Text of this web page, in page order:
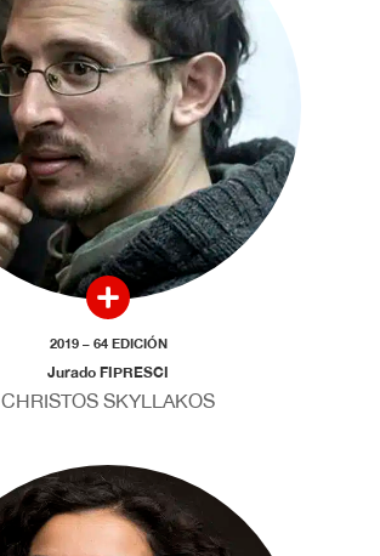
2019 – 64 EDICIÓN
Jurado FIPRESCI
CHRISTOS SKYLLAKOS